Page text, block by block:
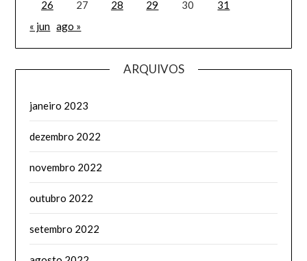
26 27 28 29 30
31
« jun ago »
ARQUIVOS
janeiro 2023
dezembro 2022
novembro 2022
outubro 2022
setembro 2022